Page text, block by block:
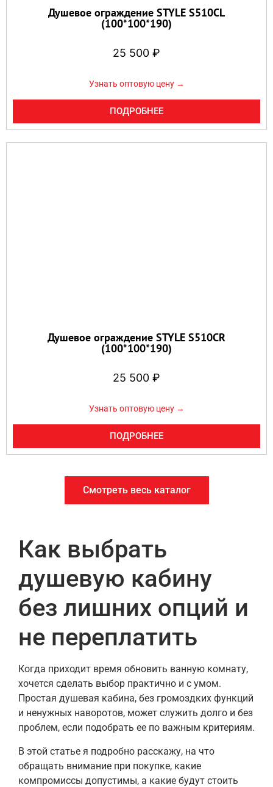
Душевое ограждение STYLE S510CL
(100*100*190)
25 500 ₽
Узнать оптовую цену →
ПОДРОБНЕЕ
Душевое ограждение STYLE S510CR
(100*100*190)
25 500 ₽
Узнать оптовую цену →
ПОДРОБНЕЕ
Смотреть весь каталог
Как выбрать
душевую кабину
без лишних опций и
не переплатить
Когда приходит время обновить ванную комнату,
хочется сделать выбор практично и с умом.
Простая душевая кабина, без громоздких функций
и ненужных наворотов, может служить долго и без
проблем, если подобрать ее по важным критериям.
В этой статье я подробно расскажу, на что
обращать внимание при покупке, какие
компромиссы допустимы, а какие будут стоить